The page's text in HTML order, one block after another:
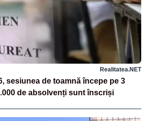
Realitatea.NET
sesiunea de toamnă începe pe 3
de absolvenți sunt înscriși